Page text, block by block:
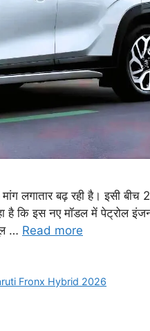
लगातार बढ़ रही है। इसी बीच
है कि इस नए मॉडल में पेट्रोल
… Read more
Fronx Hybrid 2026